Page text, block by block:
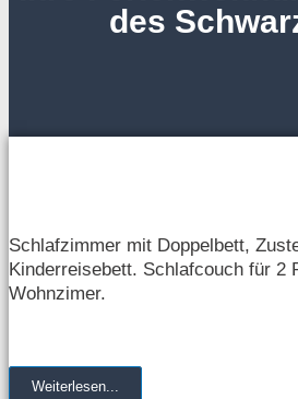
des
Schlafzimmer mit Doppelbett,
Kinderreisebett. Schlafcouch für 2
Wohnzimer.
Weiterlesen...